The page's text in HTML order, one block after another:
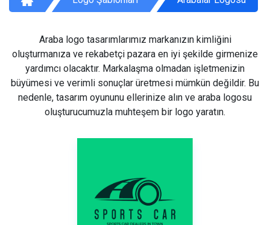
Araba logo tasarımlarımız markanızın kimliğini
oluşturmanıza ve rekabetçi pazara en iyi şekilde girmenize
yardımcı olacaktır. Markalaşma olmadan işletmenizin
büyümesi ve verimli sonuçlar üretmesi mümkün değildir. Bu
nedenle, tasarım oyununu ellerinize alın ve araba logosu
oluşturucumuzla muhteşem bir logo yaratın.